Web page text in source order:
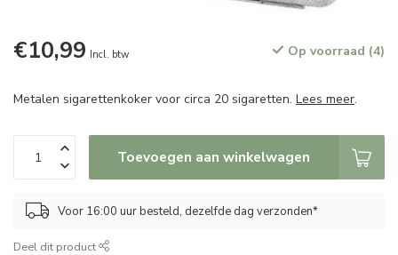
€10,99 Incl. btw Op voorraad (4)
Metalen sigarettenkoker voor circa 20 sigaretten. Lees meer.
Toevoegen aan winkelwagen
Voor 16:00 uur besteld, dezelfde dag verzonden*
Deel dit product